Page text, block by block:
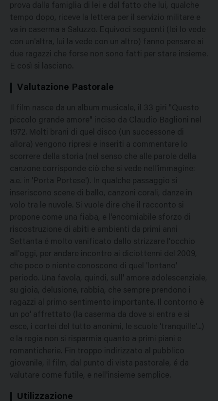
prova dalla famiglia di lei e dal fatto che lui, qualche
tempo dopo, riceve la lettera per il servizio militare e
va in caserma a Saluzzo. Equivoci seguenti (lei lo vede
con un'altra, lui la vede con un altro) fanno pensare ai
due ragazzi che forse non sono fatti per stare insieme.
E così si lasciano.
Valutazione Pastorale
Il film nasce da un album musicale, il 33 giri "Questo
piccolo grande amore" inciso da Claudio Baglioni nel
1972. Molti brani di quel disco (un successone di
allora) vengono ripresi e inseriti a commentare lo
scorrere della storia (nel senso che alle parole della
canzone corrisponde ciò che si vede nell'immagine:
a.e. in 'Porta Portese'). In qualche passaggio si
inseriscono scene di ballo, canzoni corali, danze in
volo tra le nuvole. Si vuole dire che il racconto si
propone come una fiaba, e l'encomiabile sforzo di
riscostruzione di abiti e ambienti da primi anni
Settanta é molto vanificato dallo strizzare l'occhio
all'oggi, per andare incontro ai diciottenni del 2009,
che poco o niente conoscono di quel 'lontano'
periodo. Una favola, quindi, sull' amore adolescenziale,
su gioia, delusione, rabbia, che sempre prendono i
ragazzi al primo sentimento importante. Il contorno è
un po' affrettato (la caserma da dove si entra e si
esce, i cortei del tutto anonimi, le scuole 'tranquille'...)
e la regia non si risparmia quanto a primi piani e
romanticherie. Fin troppo indirizzato al pubblico
giovanile, il film, dal punto di vista pastorale, é da
valutare come futile, e nell'insieme semplice.
Utilizzazione